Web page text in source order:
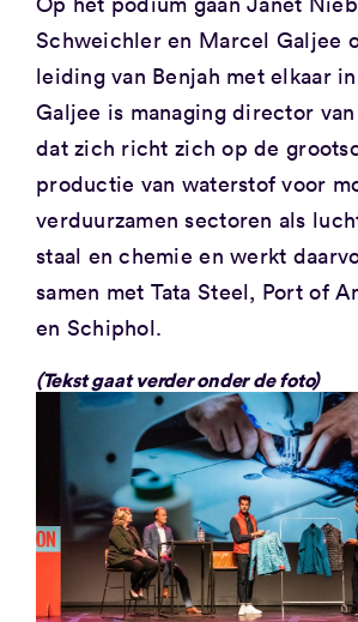
Schweichler en Marcel Galjee
leiding van Benjah met elkaar
Galjee is managing director
dat zich richt zich op de
productie van waterstof voor
verduurzamen sectoren als
staal en chemie en werkt
samen met Tata Steel, Port of
en Schiphol.
(Tekst gaat verder onder de foto)